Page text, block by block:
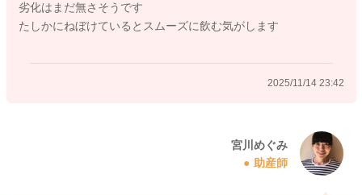
るこということもないでしょうか？
よかったらお試しいただき、反応を見てみていただけたらと思
2025/11/14 22:17
劣化はまだ無さそうです
たしかにねぼけているとスムーズに飲む気がします
2025/11/14 23:42
宮川めぐみ
助産師